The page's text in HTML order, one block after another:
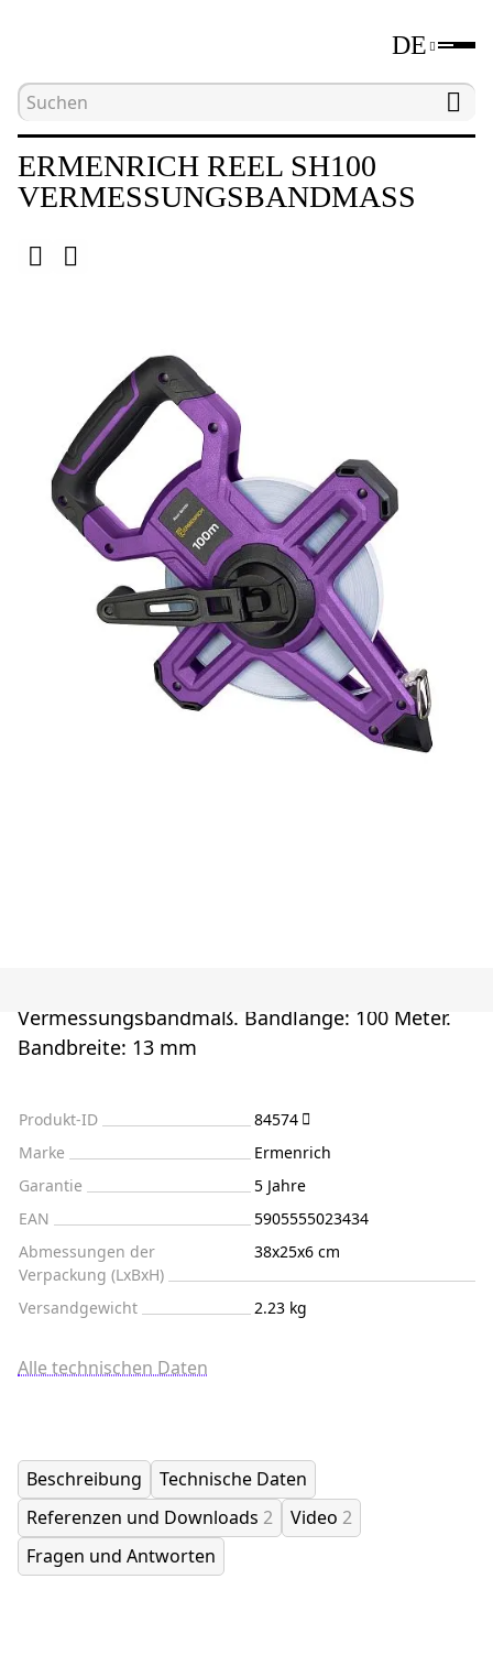
DE
Hauptseite
ERMENRICH REEL SH100
VERMESSUNGSBANDMASS
Vermessungsbandmaß. Bandlänge: 100 Meter.
Bandbreite: 13 mm
Produkt-ID
84574
Marke
Ermenrich
Garantie
5 Jahre
EAN
5905555023434
Abmessungen der
Verpackung (LxBxH)
38x25x6 cm
Versandgewicht 2.23 kg
Alle technischen Daten
Beschreibung
Technische Daten
Referenzen und Downloads 2 Video 2
Fragen und Antworten